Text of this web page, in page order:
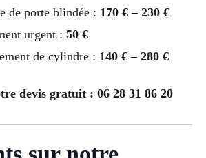
de porte blindée : 170 € – 230 €
urgent : 50 €
de cylindre : 140 € – 280 €
devis gratuit : 06 28 31 86 20